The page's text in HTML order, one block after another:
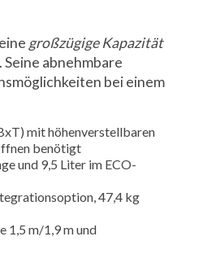
großzügige Kapazität
. Seine abnehmbare
bei einem
mit höhenverstellbaren
benötigt
und 9,5 Liter im ECO-
47,4 kg
1,5 m/1,9 m und